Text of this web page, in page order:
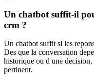
Un chatbot suffit-il
crm ?
Un chatbot suffit si les
Des que la conversation
historique ou d une
pertinent.